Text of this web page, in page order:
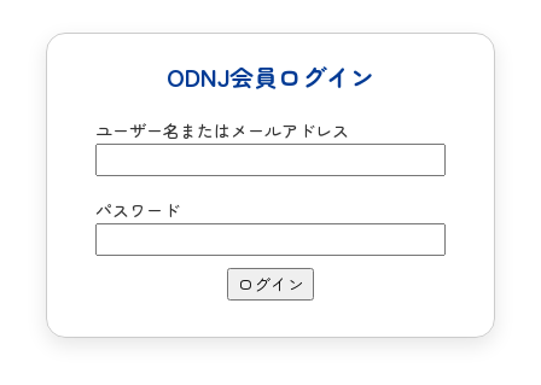
ODNJ会員ログイン
ユーザー名またはメールアドレス
パスワード